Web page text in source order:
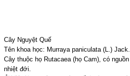
Cây Nguyệt Quế
Tên khoa học: Murraya paniculata (L.) Jack.
Cây thuộc họ Rutacaea (họ Cam), có
nhiệt đới.